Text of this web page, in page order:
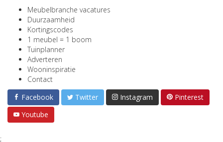
Meubelbranche vacatures
Duurzaamheid
Kortingscodes
1 meubel = 1 boom
Tuinplanner
Adverteren
Wooninspiratie
Contact
Facebook
Twitter Instagram
Pinterest
Youtube
;